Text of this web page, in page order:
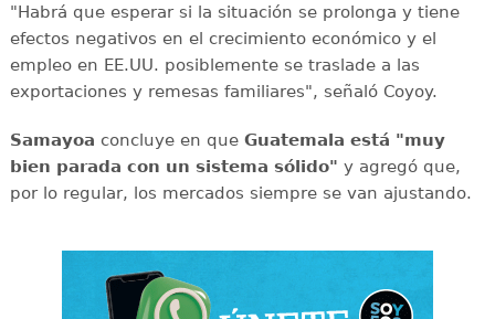
"Habrá que esperar si la situación se prolonga y tiene
efectos negativos en el crecimiento económico y el
empleo en EE.UU. posiblemente se traslade a las
exportaciones y remesas familiares", señaló Coyoy.
Samayoa concluye en que Guatemala está "muy
bien parada con un sistema sólido" y agregó que,
por lo regular, los mercados siempre se van ajustando.